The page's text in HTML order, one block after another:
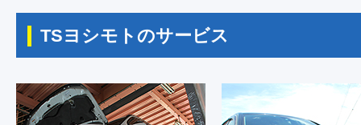
TSヨシモトのサービス